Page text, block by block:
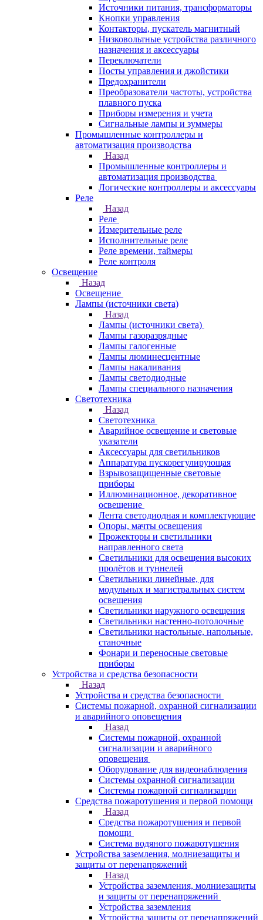
Источники питания, трансформаторы
Кнопки управления
Контакторы, пускатель магнитный
Низковольтные устройства различного
назначения и аксессуары
Переключатели
Посты управления и джойстики
Предохранители
Преобразователи частоты, устройства
плавного пуска
Приборы измерения и учета
Сигнальные лампы и зуммеры
Промышленные контроллеры и
автоматизация производства
Назад
Промышленные контроллеры и
автоматизация производства
Логические контроллеры и аксессуары
Реле
Назад
Реле
Измерительные реле
Исполнительные реле
Реле времени, таймеры
Реле контроля
Освещение
Назад
Освещение
Лампы (источники света)
Назад
Лампы (источники света)
Лампы газоразрядные
Лампы галогенные
Лампы люминесцентные
Лампы накаливания
Лампы светодиодные
Лампы специального назначения
Светотехника
Назад
Светотехника
Аварийное освещение и световые
указатели
Аксессуары для светильников
Аппаратура пускорегулирующая
Взрывозащищенные световые
приборы
Иллюминационное, декоративное
освещение
Лента светодиодная и комплектующие
Опоры, мачты освещения
Прожекторы и светильники
направленного света
Светильники для освещения высоких
пролётов и туннелей
Светильники линейные, для
модульных и магистральных систем
освещения
Светильники наружного освещения
Светильники настенно-потолочные
Светильники настольные, напольные,
станочные
Фонари и переносные световые
приборы
Устройства и средства безопасности
Назад
Устройства и средства безопасности
Системы пожарной, охранной сигнализации
и аварийного оповещения
Назад
Системы пожарной, охранной
сигнализации и аварийного
оповещения
Оборудование для видеонаблюдения
Системы охранной сигнализации
Системы пожарной сигнализации
Средства пожаротушения и первой помощи
Назад
Средства пожаротушения и первой
помощи
Система водяного пожаротушения
Устройства заземления, молниезащиты и
защиты от перенапряжений
Назад
Устройства заземления, молниезащиты
и защиты от перенапряжений
Устройства заземления
Устройства защиты от перенапряжений